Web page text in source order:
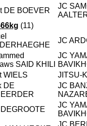
DE BOEVER
JC
(11)
JC
SAID KHILI
JC
WIELS
JITSU-
DE
JC
DEGROOTE
JC
JC